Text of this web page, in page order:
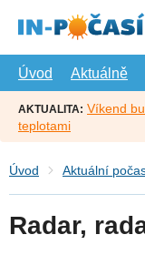
hlavní
Úvod
Aktuálně
AKTUALITA: Víkend
teplotami
Úvod Aktuální
Radar,